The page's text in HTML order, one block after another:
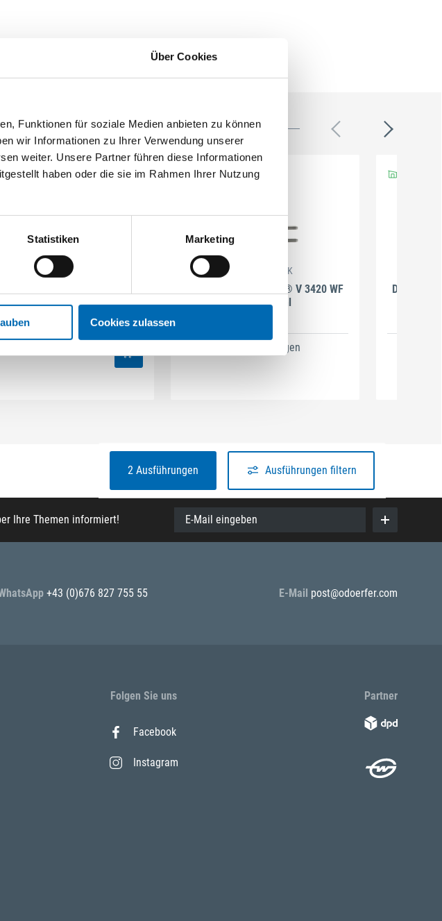
Über Cookies
Funktionen für soziale Medien anbieten zu können
wir Informationen zu Ihrer Verwendung unserer
weiter. Unsere Partner führen diese Informationen
haben oder die sie im Rahmen Ihrer Nutzung
Statistiken Marketing
Cookies zulassen
SIMONSWERK
5046, Stahl
Artikel-Nr. SW.0409 (450796)
SIMONSWERK
Designband VARIANT® V 3420 WF
SOFT, Stahl
4 Ausführungen
2 Ausführungen Ausführungen filtern
Ihre Themen informiert! E-Mail eingeben
+43 (0)676 827 755 55 E-Mail post@odoerfer.com
Folgen Sie uns
Facebook
Instagram
Partner